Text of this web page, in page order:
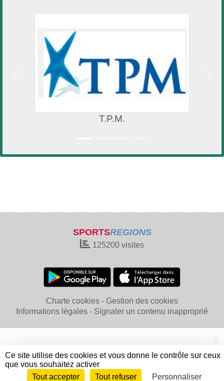
Précedent
SPORTSREGIONS
125200 visites
Charte cookies
Gestion des cookies
Informations légales
Signaler un contenu inapproprié
Envie de participer ? Connexion
Ce site utilise des cookies et vous donne le contrôle sur ceux
que vous souhaitez activer
Tout accepter
Tout refuser Personnaliser